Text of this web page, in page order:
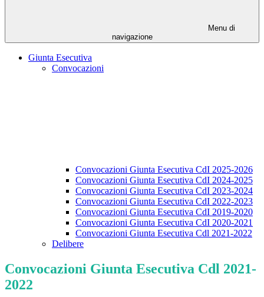
Menu di
navigazione
Giunta Esecutiva
Convocazioni
Convocazioni Giunta Esecutiva CdI 2025-2026
Convocazioni Giunta Esecutiva CdI 2024-2025
Convocazioni Giunta Esecutiva CdI 2023-2024
Convocazioni Giunta Esecutiva CdI 2022-2023
Convocazioni Giunta Esecutiva CdI 2019-2020
Convocazioni Giunta Esecutiva CdI 2020-2021
Convocazioni Giunta Esecutiva Cdl 2021-2022
Delibere
Convocazioni Giunta Esecutiva Cdl 2021-
2022